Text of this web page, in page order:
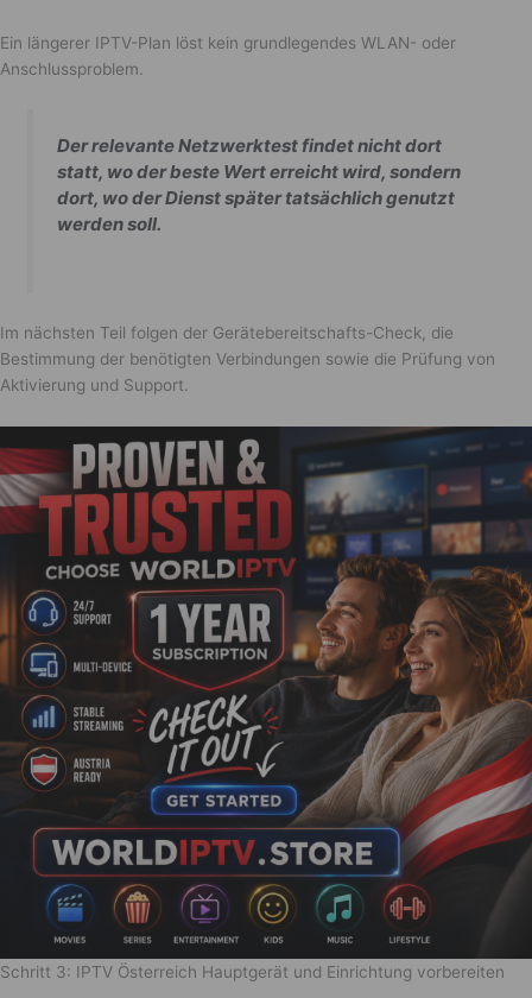
Ein längerer IPTV-Plan löst kein grundlegendes WLAN- oder
Anschlussproblem.
Der relevante Netzwerktest findet nicht dort
statt, wo der beste Wert erreicht wird, sondern
dort, wo der Dienst später tatsächlich genutzt
werden soll.
Im nächsten Teil folgen der Gerätebereitschafts-Check, die
Bestimmung der benötigten Verbindungen sowie die Prüfung von
Aktivierung und Support.
Schritt 3: IPTV Österreich Hauptgerät und Einrichtung vorbereiten